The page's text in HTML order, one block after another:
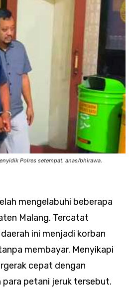
Polres setempat. anas/bhirawa.
mengelabuhi beberapa
Malang. Tercatat
ini menjadi korban
membayar. Menyikapi
cepat dengan
para petani jeruk tersebut.